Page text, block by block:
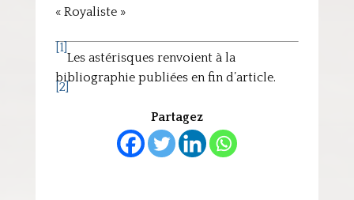
« Royaliste »
[1]
Les astérisques renvoient à la
bibliographie publiées en fin d’article.
[2]
Partagez